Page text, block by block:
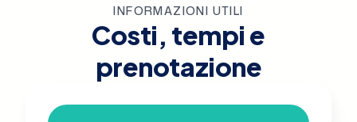
INFORMAZIONI UTILI
Costi, tempi e
prenotazione